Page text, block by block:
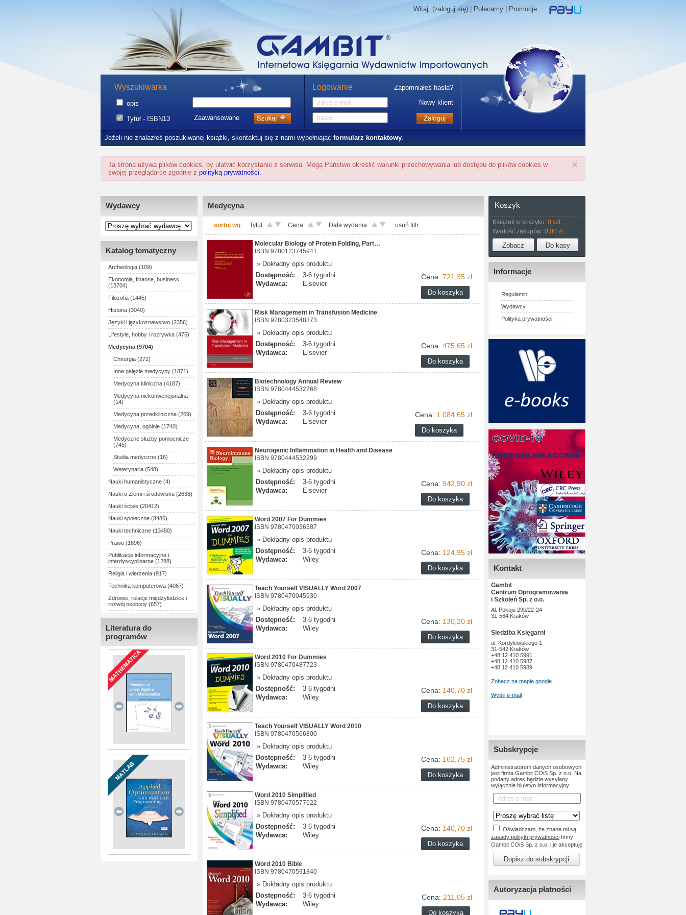
Witaj, (zaloguj się) | Polecamy Promocje
Wyszukiwarka
opis
Tytuł - ISBN13
Zaawansowane
Logowanie
Zapomniałeś hasła?
Nowy klient
Jeżeli nie znalazłeś poszukiwanej książki, skontaktuj się z nami wypełniając formularz kontaktowy.
×
Ta strona używa plików cookies, by ułatwić korzystanie z serwisu. Mogą Państwo określić warunki przechowywania lub dostępu do plików cookies w
swojej przeglądarce zgodnie z polityką prywatności.
Wydawcy
Katalog tematyczny
Archeologia (109)
Ekonomia, finanse, business
(13704)
Filozofia (1445)
Historia (3040)
Języki i językoznawstwo (2356)
Lifestyle, hobby i rozrywka (475)
Medycyna (9704)
Chirurgia (272)
Inne gałęzie medycyny (1871)
Medycyna kliniczna (4187)
Medycyna niekonwencjonalna
(14)
Medycyna przedkliniczna (269)
Medycyna, ogólnie (1740)
Medyczne służby pomocnicze
(745)
Studia medyczne (16)
Weterynaria (548)
Nauki humanistyczne (4)
Nauki o Ziemi i środowisku (2638)
Nauki ścisłe (20412)
Nauki społeczne (8486)
Nauki techniczne (13450)
Prawo (1696)
Publikacje informacyjne i
interdyscyplinarne (1288)
Religia i wierzenia (917)
Technika komputerowa (4067)
Zdrowie, relacje międzyludzkie i
rozwój osobisty (657)
Literatura do
programów
Medycyna
sortuj wg Tytuł Cena Data wydania usuń filtr
Molecular Biology of Protein Folding, Part…
ISBN 9780123745941
Cena: 721,35 zł
» Dokładny opis produktu
Dostępność:
3-6 tygodni
Wydawca:
Elsevier
Risk Management in Transfusion Medicine
ISBN 9780323548373
Cena: 475,65 zł
» Dokładny opis produktu
Dostępność:
3-6 tygodni
Wydawca:
Elsevier
Biotechnology Annual Review
ISBN 9780444532268
Cena: 1 084,65 zł
» Dokładny opis produktu
Dostępność:
3-6 tygodni
Wydawca:
Elsevier
Neurogenic Inflammation in Health and Disease
ISBN 9780444532299
Cena: 942,90 zł
» Dokładny opis produktu
Dostępność:
3-6 tygodni
Wydawca:
Elsevier
Word 2007 For Dummies
ISBN 9780470036587
Cena: 124,95 zł
» Dokładny opis produktu
Dostępność:
3-6 tygodni
Wydawca:
Wiley
Teach Yourself VISUALLY Word 2007
ISBN 9780470045930
Cena: 130,20 zł
» Dokładny opis produktu
Dostępność:
3-6 tygodni
Wydawca:
Wiley
Word 2010 For Dummies
ISBN 9780470487723
Cena: 140,70 zł
» Dokładny opis produktu
Dostępność:
3-6 tygodni
Wydawca:
Wiley
Teach Yourself VISUALLY Word 2010
ISBN 9780470566800
Cena: 162,75 zł
» Dokładny opis produktu
Dostępność:
3-6 tygodni
Wydawca:
Wiley
Word 2010 Simplified
ISBN 9780470577622
Cena: 140,70 zł
» Dokładny opis produktu
Dostępność:
3-6 tygodni
Wydawca:
Wiley
Word 2010 Bible
ISBN 9780470591840
Cena: 211,05 zł
» Dokładny opis produktu
Dostępność:
3-6 tygodni
Wydawca:
Wiley
Koszyk
Książek w koszyku: 0 szt.
Wartość zakupów: 0,00 zł
Informacje
Regulamin
Wydawcy
Polityka prywatności
Kontakt
Gambit
Centrum Oprogramowania
i Szkoleń Sp. z o.o.
Al. Pokoju 29b/22-24
31-564 Kraków
Siedziba Księgarni
ul. Kordylewskiego 1
31-542 Kraków
+48 12 410 5991
+48 12 410 5987
+48 12 410 5989
Zobacz na mapie google
Wyślij e-mail
Subskrypcje
Administratorem danych osobowych
jest firma Gambit COiS Sp. z o.o. Na
podany adres będzie wysyłany
wyłącznie biuletyn informacyjny.
Oświadczam, że znane mi są
zasady polityki prywatności firmy
Gambit COiS Sp. z o.o. i je akceptuję
Dopisz do subskrypcji
Autoryzacja płatności